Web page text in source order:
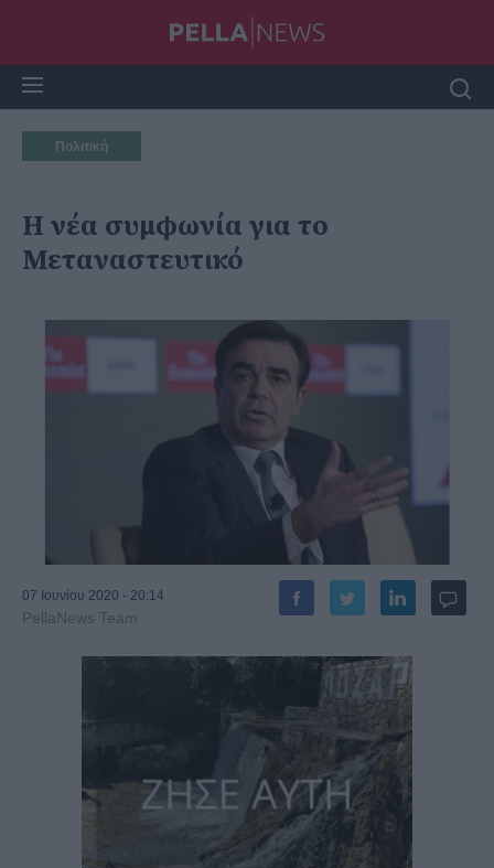
Πολιτική
Η νέα συμφωνία για το
Μεταναστευτικό
07 Ιουνίου 2020 - 20:14
PellaNews Team